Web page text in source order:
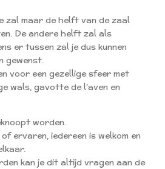
zal maar de helft van de zaal
De andere helft zal als
er tussen zal je dus kunnen
gewenst.
voor een gezellige sfeer met
wals, gavotte de l'aven en
worden.
ervaren, iedereen is welkom en
kan je dit altijd vragen aan de